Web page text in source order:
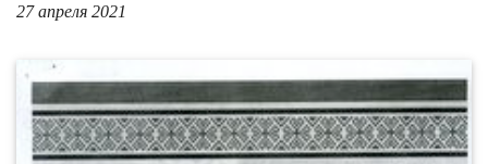
27 апреля 2021